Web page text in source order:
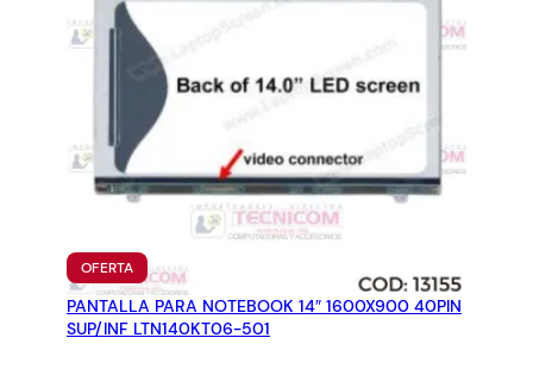
OFERTAPRODUCTO
EN
OFERTA
PANTALLA PARA NOTEBOOK 14″ 1600X900 40PIN
SUP/INF LTN140KT06-501